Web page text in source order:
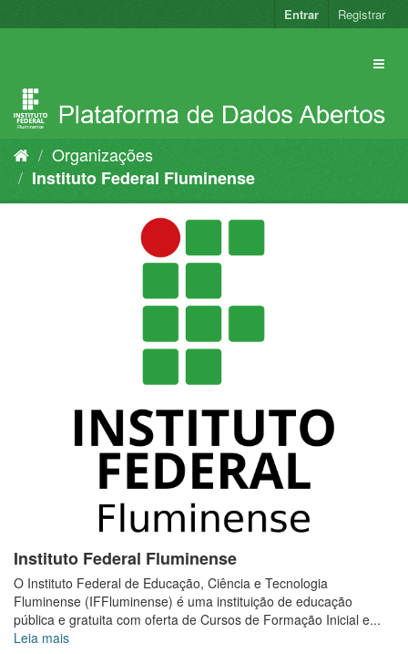
para
Entrar Registrar
Organizações
Instituto Federal Fluminense
Instituto Federal Fluminense
O Instituto Federal de Educação, Ciência e Tecnologia
Fluminense (IFFluminense) é uma instituição de educação
pública e gratuita com oferta de Cursos de Formação Inicial e...
Leia mais